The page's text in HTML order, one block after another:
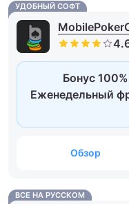
УДОБНЫЙ СОФТ
Бонус
Еженедельный
Обзор
ВСЕ НА РУССКОМ